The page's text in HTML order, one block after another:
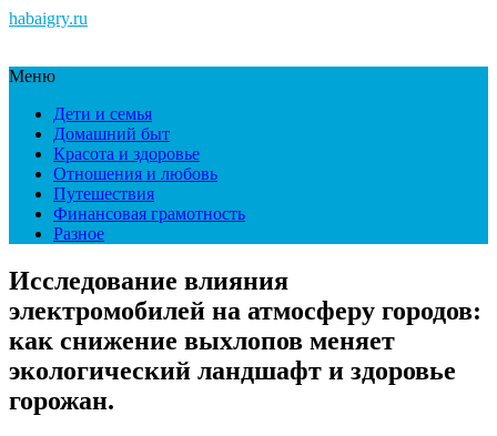
habaigry.ru
Меню
Дети и семья
Домашний быт
Красота и здоровье
Отношения и любовь
Путешествия
Финансовая грамотность
Разное
Исследование влияния
электромобилей на атмосферу городов:
как снижение выхлопов меняет
экологический ландшафт и здоровье
горожан.